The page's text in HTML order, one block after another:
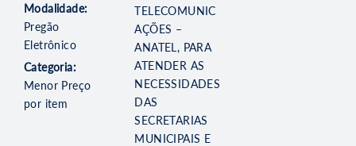
Modalidade:
Pregão
Eletrônico
Categoria:
Menor Preço
por item
TELECOMUNIC
AÇÕES –
ANATEL, PARA
ATENDER AS
NECESSIDADES
DAS
SECRETARIAS
MUNICIPAIS E